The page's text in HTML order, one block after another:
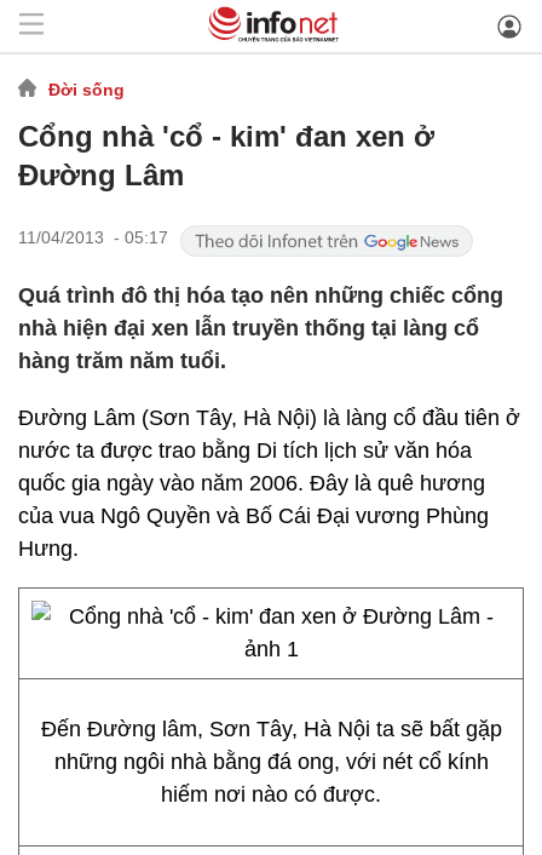
Đời sống
Cổng nhà 'cổ - kim' đan xen ở
Đường Lâm
11/04/2013 - 05:17
Quá trình đô thị hóa tạo nên những chiếc cổng
nhà hiện đại xen lẫn truyền thống tại làng cổ
hàng trăm năm tuổi.
Đường Lâm (Sơn Tây, Hà Nội) là làng cổ đầu tiên ở
nước ta được trao bằng Di tích lịch sử văn hóa
quốc gia ngày vào năm 2006. Đây là quê hương
của vua Ngô Quyền và Bố Cái Đại vương Phùng
Hưng.
Đến Đường lâm, Sơn Tây, Hà Nội ta sẽ bất gặp
những ngôi nhà bằng đá ong, với nét cổ kính
hiếm nơi nào có được.